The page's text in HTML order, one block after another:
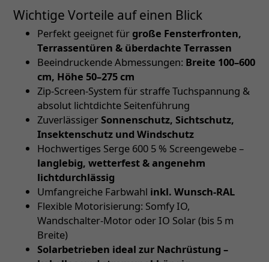
Wichtige Vorteile auf einen Blick
Perfekt geeignet für große Fensterfronten,
Terrassentüren & überdachte Terrassen
Beeindruckende Abmessungen: Breite 100–600
cm, Höhe 50–275 cm
Zip-Screen-System für straffe Tuchspannung &
absolut lichtdichte Seitenführung
ZuverlässigerSonnenschutz, Sichtschutz,
Insektenschutz und Windschutz
Hochwertiges Serge 600 5 % Screengewebe –
langlebig, wetterfest & angenehm
lichtdurchlässig
Umfangreiche Farbwahl inkl. Wunsch-RAL
Flexible Motorisierung: Somfy IO,
Wandschalter-Motor oder IO Solar (bis 5 m
Breite)
Solarbetrieben ideal zur Nachrüstung –